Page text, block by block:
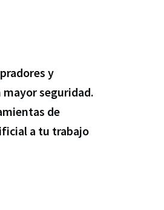
y
seguridad.
de
a tu trabajo